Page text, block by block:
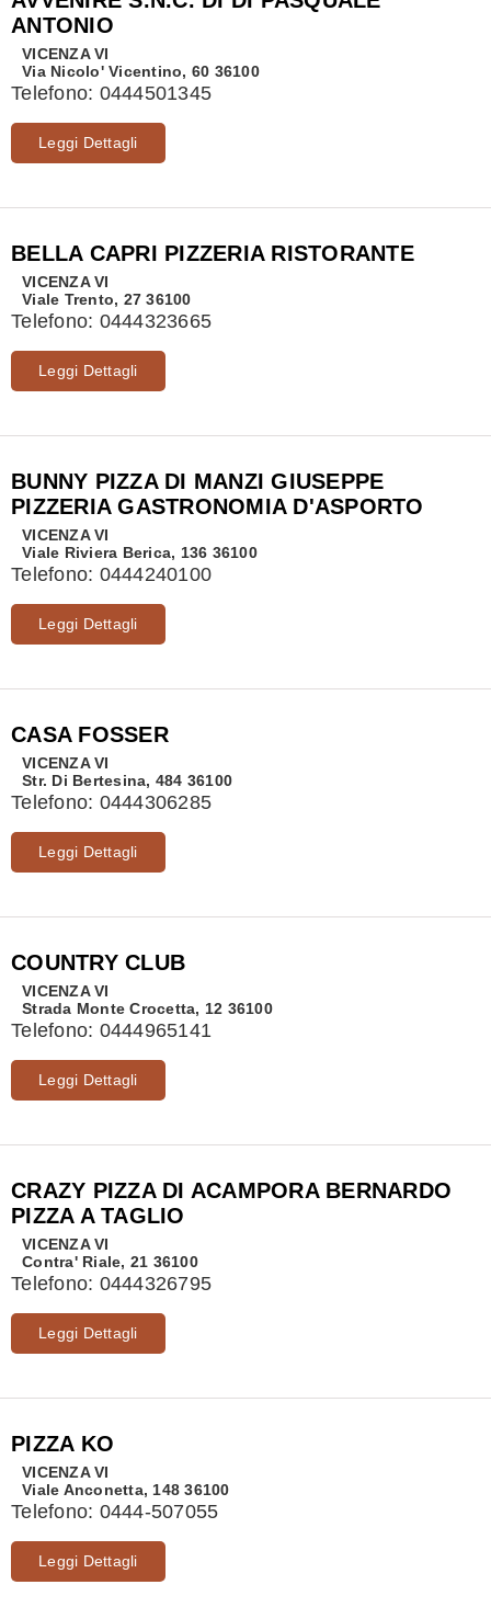
ANTONIO
VICENZA VI
Via Nicolo' Vicentino, 60 36100
Telefono: 0444501345
Leggi Dettagli
BELLA CAPRI PIZZERIA RISTORANTE
VICENZA VI
Viale Trento, 27 36100
Telefono: 0444323665
Leggi Dettagli
BUNNY PIZZA DI MANZI GIUSEPPE
PIZZERIA GASTRONOMIA D'ASPORTO
VICENZA VI
Viale Riviera Berica, 136 36100
Telefono: 0444240100
Leggi Dettagli
CASA FOSSER
VICENZA VI
Str. Di Bertesina, 484 36100
Telefono: 0444306285
Leggi Dettagli
COUNTRY CLUB
VICENZA VI
Strada Monte Crocetta, 12 36100
Telefono: 0444965141
Leggi Dettagli
CRAZY PIZZA DI ACAMPORA BERNARDO
PIZZA A TAGLIO
VICENZA VI
Contra' Riale, 21 36100
Telefono: 0444326795
Leggi Dettagli
PIZZA KO
VICENZA VI
Viale Anconetta, 148 36100
Telefono: 0444-507055
Leggi Dettagli